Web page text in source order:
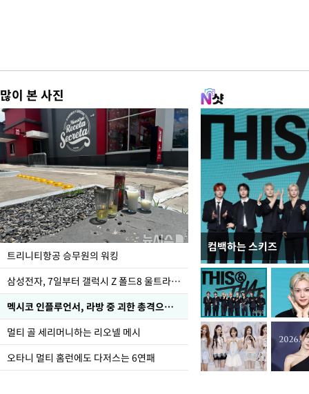
많이 본 사진
트리니티항공 승무원의 워킹
삼성전자, 7일부터 갤럭시 Z 폴드8 울트라·폴드8·플립8 출시
멕시코 인플루언서, 라방 중 괴한 총격으로 사망
멀티 골 세리머니하는 리오넬 메시
오타니 멀티 홈런에도 다저스는 6연패
컴백하는 스키즈
입추 하루 앞둔 전남
폭염